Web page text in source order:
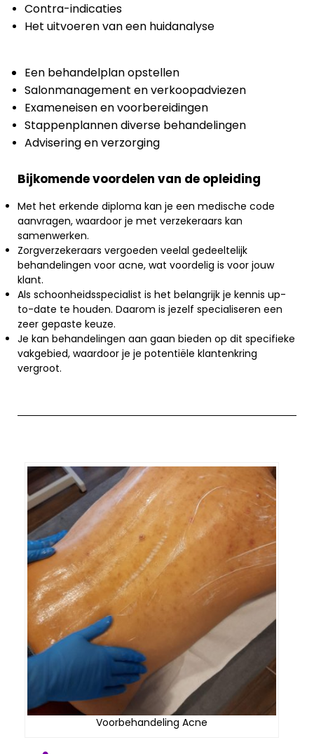
Contra-indicaties
Het uitvoeren van een huidanalyse
Een behandelplan opstellen
Salonmanagement en verkoopadviezen
Exameneisen en voorbereidingen
Stappenplannen diverse behandelingen
Advisering en verzorging
Bijkomende voordelen van de opleiding
Met het erkende diploma kan je een medische code
aanvragen, waardoor je met verzekeraars kan
samenwerken.
Zorgverzekeraars vergoeden veelal gedeeltelijk
behandelingen voor acne, wat voordelig is voor jouw
klant.
Als schoonheidsspecialist is het belangrijk je kennis up-
to-date te houden. Daarom is jezelf specialiseren een
zeer gepaste keuze.
Je kan behandelingen aan gaan bieden op dit specifieke
vakgebied, waardoor je je potentiële klantenkring
vergroot.
Voorbehandeling Acne